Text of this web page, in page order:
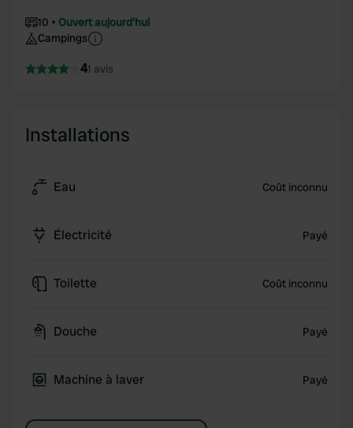
10
Ouvert aujourd'hui
Campings
41 avis
Installations
Eau Coût inconnu
Électricité Payé
Toilette Coût inconnu
Douche Payé
Machine à laver Payé